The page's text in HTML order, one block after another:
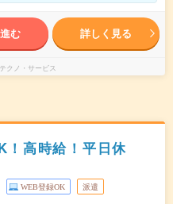
む 詳しく見る
クノ・サービス
！高時給！平日休
WEB登録OK 派遣